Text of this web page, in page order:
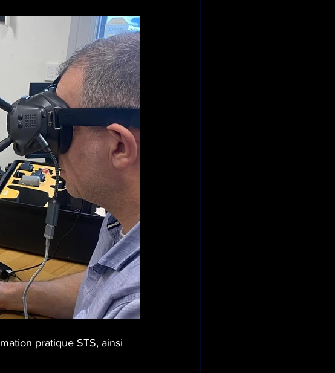
pratique STS, ainsi